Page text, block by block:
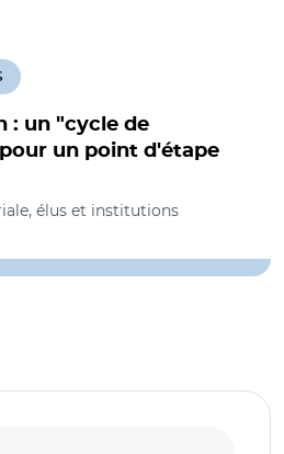
: un "cycle de
un point d'étape
élus et institutions